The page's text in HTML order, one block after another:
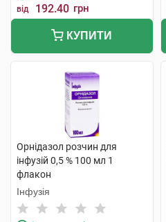
від 192.40 грн
КУПИТИ
Орнідазол розчин для
інфузій 0,5 % 100 мл 1
флакон
Інфузія